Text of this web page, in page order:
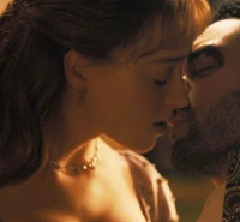
January 11, 2026